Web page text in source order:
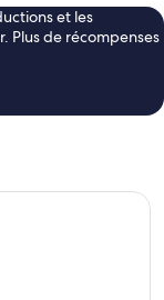
et les
Plus de récompenses